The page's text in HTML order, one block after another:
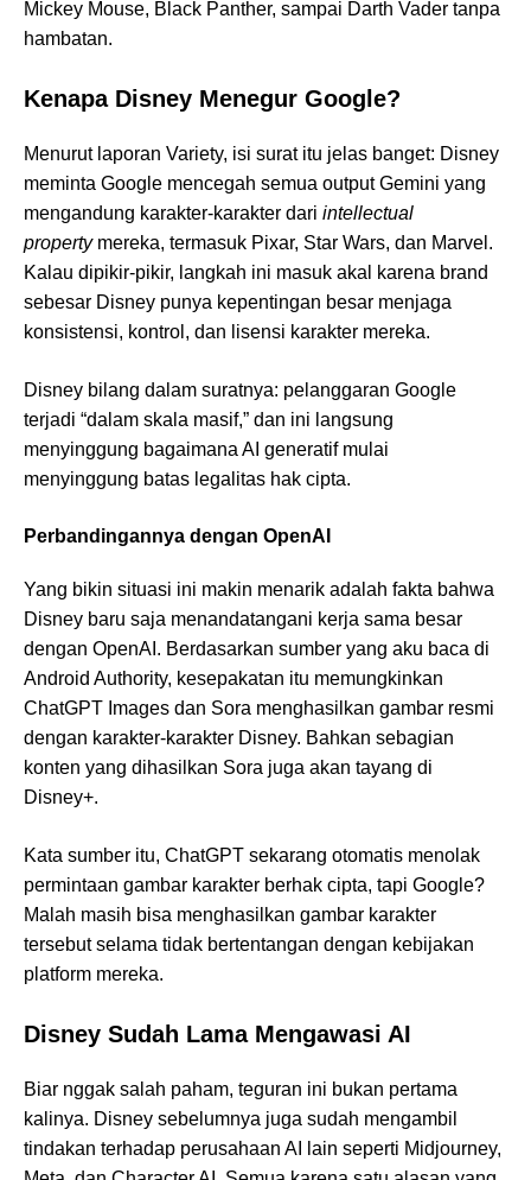
Mickey Mouse, Black Panther, sampai Darth Vader tanpa
hambatan.
Kenapa Disney Menegur Google?
Menurut laporan Variety, isi surat itu jelas banget: Disney
meminta Google mencegah semua output Gemini yang
mengandung karakter-karakter dari intellectual
propertymereka, termasuk Pixar, Star Wars, dan Marvel.
Kalau dipikir-pikir, langkah ini masuk akal karena brand
sebesar Disney punya kepentingan besar menjaga
konsistensi, kontrol, dan lisensi karakter mereka.
Disney bilang dalam suratnya: pelanggaran Google
terjadi “dalam skala masif,” dan ini langsung
menyinggung bagaimana AI generatif mulai
menyinggung batas legalitas hak cipta.
Perbandingannya dengan OpenAI
Yang bikin situasi ini makin menarik adalah fakta bahwa
Disney baru saja menandatangani kerja sama besar
dengan OpenAI. Berdasarkan sumber yang aku baca di
Android Authority, kesepakatan itu memungkinkan
ChatGPT Images dan Sora menghasilkan gambar resmi
dengan karakter-karakter Disney. Bahkan sebagian
konten yang dihasilkan Sora juga akan tayang di
Disney+.
Kata sumber itu, ChatGPT sekarang otomatis menolak
permintaan gambar karakter berhak cipta, tapi Google?
Malah masih bisa menghasilkan gambar karakter
tersebut selama tidak bertentangan dengan kebijakan
platform mereka.
Disney Sudah Lama Mengawasi AI
Biar nggak salah paham, teguran ini bukan pertama
kalinya. Disney sebelumnya juga sudah mengambil
tindakan terhadap perusahaan AI lain seperti Midjourney,